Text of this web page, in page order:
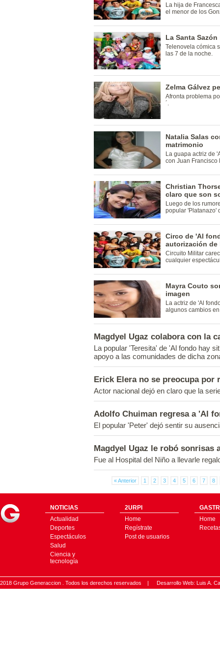
La hija de
el menor de los
La Santa
Telenovela cómica
las 7 de la noche.
Zelma Gálvez
Afronta problema
´.
Natalia Salas
matrimonio
La guapa actriz de
con Juan Francisco
Christian
claro que son
Luego de los
popular 'Platanazo'
Circo de 'Al
autorización de
Circuito Militar
cualquier
Mayra Couto
imagen
La actriz de 'Al
algunos cambios
Magdyel Ugaz colabora con la
La popular 'Teresita' de 'Al fondo hay
apoyo a las comunidades de dicha
Erick Elera no se preocupa
Actor nacional dejó en claro que la
Adolfo Chuiman regresa a 'Al
El popular 'Peter' dejó sentir su
Magdyel Ugaz le robó sonrisas
Fue al Hospital del Niño a llevarle
« Anterior 1 2 3 4 5 6 7 8
NOTICIAS
Actualidad
Deportes
Espectáculos
Salud
Ciencia y
tecnología
2URPI
Home
Regístrate
Post de usuarios
Home
2018 Grupo Generaccion . Todos los derechos reservados | Desarrollo Web: Luis